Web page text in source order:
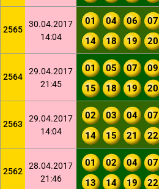
2565
30.04.2017
14:04
01 04 06 07
14
18 19 20
2564
29.04.2017
21:45
01 05 07 09
15
18 19 20
2563
29.04.2017
14:04
02 03 04 07
14
15 21 22
2562
28.04.2017
21:46
01 02 04 07
13
14 19 22